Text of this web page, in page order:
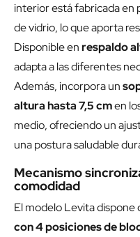
interior está fabricada en
de vidrio, lo que aporta
Disponible enrespaldo
adapta a las diferentes
Además, incorpora un
altura hasta 7,5 cmen
medio, ofreciendo un
una postura saludable
Mecanismo
comodidad
El modelo Levita dispone
con 4 posiciones de